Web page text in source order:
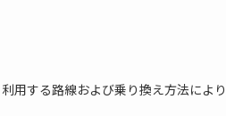
用する路線および乗り換え方法によ